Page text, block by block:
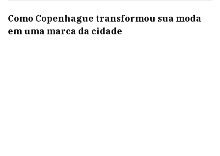
Como Copenhague transformou sua moda
em uma marca da cidade